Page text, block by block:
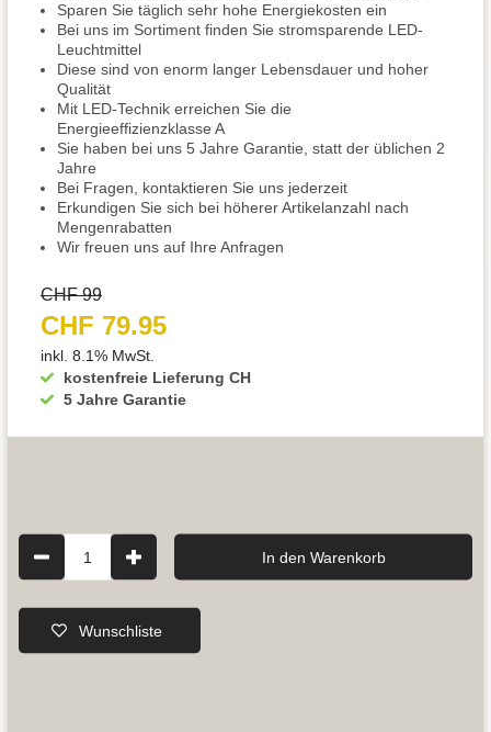
Sparen Sie täglich sehr hohe Energiekosten ein
Bei uns im Sortiment finden Sie stromsparende LED-
Leuchtmittel
Diese sind von enorm langer Lebensdauer und hoher
Qualität
Mit LED-Technik erreichen Sie die
Energieeffizienzklasse A
Sie haben bei uns 5 Jahre Garantie, statt der üblichen 2
Jahre
Bei Fragen, kontaktieren Sie uns jederzeit
Erkundigen Sie sich bei höherer Artikelanzahl nach
Mengenrabatten
Wir freuen uns auf Ihre Anfragen
kostenfreie Lieferung CH
5 Jahre Garantie
CHF 99
CHF 79.95
inkl. 8.1% MwSt.
1 In den Warenkorb
Wunschliste